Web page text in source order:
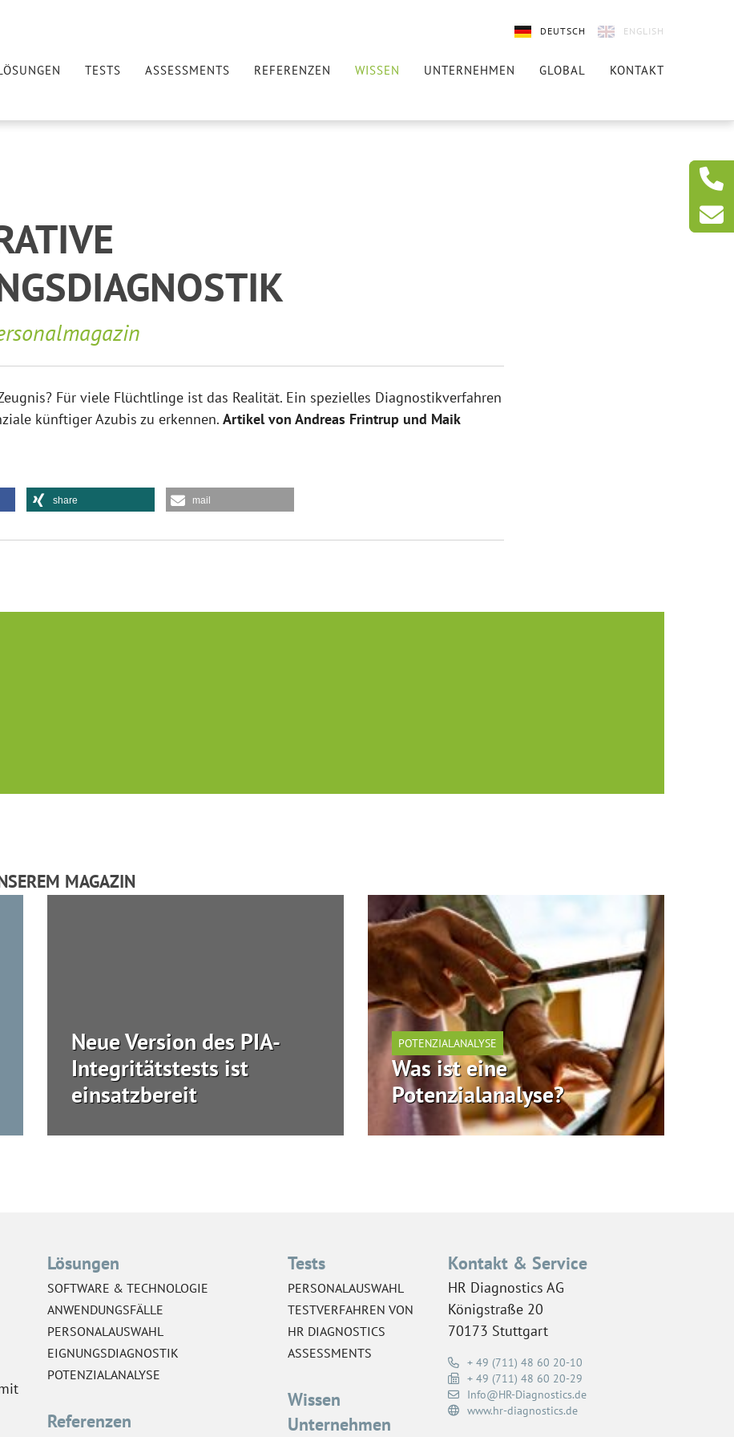
DEUTSCH ENGLISH
TESTS ASSESSMENTS REFERENZEN WISSEN UNTERNEHMEN GLOBAL KONTAKT
Für viele Flüchtlinge ist das Realität. Ein spezielles Diagnostikverfahren
künftiger Azubis zu erkennen. Artikel von Andreas Frintrup und Maik
share mail
MAGAZIN
Neue Version des PIA-
Integritätstests ist
einsatzbereit
POTENZIALANALYSE
Was ist eine
Potenzialanalyse?
Lösungen
SOFTWARE & TECHNOLOGIE
ANWENDUNGSFÄLLE
PERSONALAUSWAHL
EIGNUNGSDIAGNOSTIK
POTENZIALANALYSE
Referenzen
Tests
PERSONALAUSWAHL
TESTVERFAHREN VON
HR DIAGNOSTICS
ASSESSMENTS
Wissen
Unternehmen
Kontakt & Service
HR Diagnostics AG
Königstraße 20
70173 Stuttgart
+ 49 (711) 48 60 20-10
+ 49 (711) 48 60 20-29
Info@HR-Diagnostics.de
www.hr-diagnostics.de